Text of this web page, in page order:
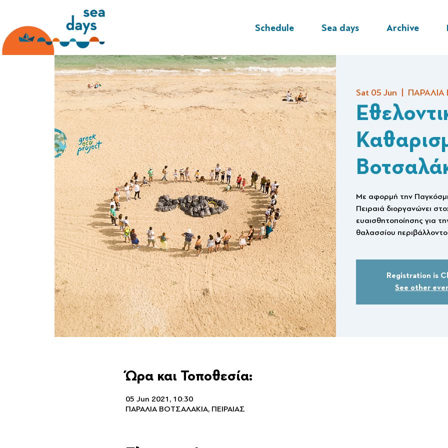
Schedule Sea days Archive
Sat 05 Jun
Με αφορμή την
Πειραιά διοργανώνει
ευαισθητοποίησης για
θαλασσίου
Registration is
See other
Ώρα και Τοποθεσία:
05 Jun 2021, 10:30
ΠΑΡΑΛΙΑ ΒΟΤΣΑΛΑΚΙΑ, ΠΕΙΡΑΙΑΣ